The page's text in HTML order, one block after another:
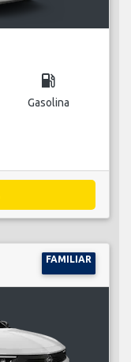
local_gas_station
Gasolina
FAMILIAR